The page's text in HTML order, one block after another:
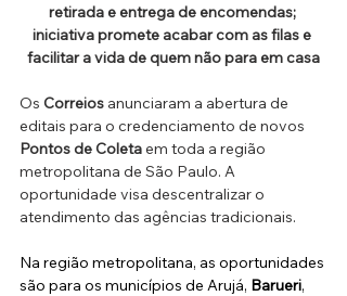
retirada e entrega de encomendas;
iniciativa promete acabar com as filas e
facilitar a vida de quem não para em casa
Os Correios anunciaram a abertura de
editais para o credenciamento de novos
Pontos de Coleta em toda a região
metropolitana de São Paulo. A
oportunidade visa descentralizar o
atendimento das agências tradicionais.
Na região metropolitana, as oportunidades
são para os municípios de Arujá, Barueri,